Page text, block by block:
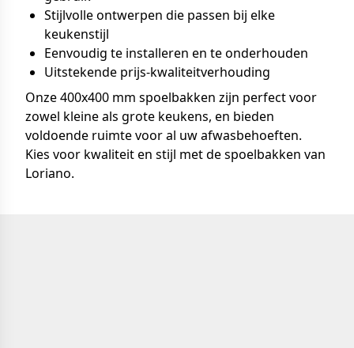
Stijlvolle ontwerpen die passen bij elke
keukenstijl
Eenvoudig te installeren en te onderhouden
Uitstekende prijs-kwaliteitverhouding
Onze 400x400 mm spoelbakken zijn perfect voor
zowel kleine als grote keukens, en bieden
voldoende ruimte voor al uw afwasbehoeften.
Kies voor kwaliteit en stijl met de spoelbakken van
Loriano.